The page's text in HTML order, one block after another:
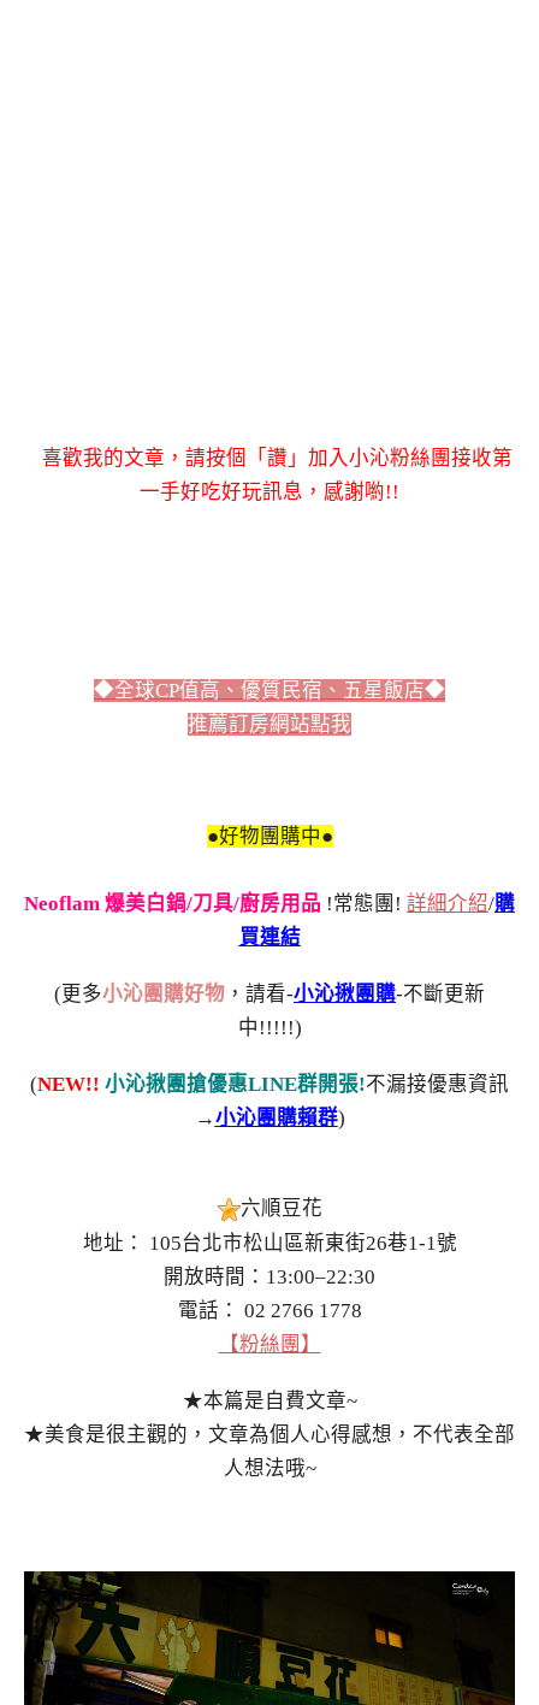
喜歡我的文章，請按個「讚」加入小沁粉絲團接收第
一手好吃好玩訊息，感謝喲!!
◆全球CP值高、優質民宿、五星飯店◆
推薦訂房網站點我
●好物團購中●
Neoflam 爆美白鍋/刀具/廚房用品 !常態團! 詳細介紹/購
買連結
(更多小沁團購好物 ，請看-小沁揪團購-不斷更新
中!!!!!)
(NEW!! 小沁揪團搶優惠LINE群開張!不漏接優惠資訊
→小沁團購賴群)
六順豆花
地址： 105台北市松山區新東街26巷1-1號
開放時間：13:00–22:30
電話： 02 2766 1778
【粉絲團】
★本篇是自費文章~
★美食是很主觀的，文章為個人心得感想，不代表全部
人想法哦~